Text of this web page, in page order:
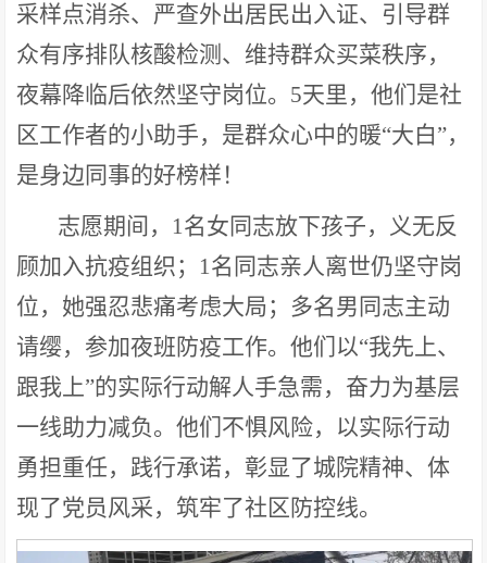
采样点消杀、严查外出居民出入证、引导群
众有序排队核酸检测、维持群众买菜秩序，
夜幕降临后依然坚守岗位。5天里，他们是社
区工作者的小助手，是群众心中的暖“大白”，
是身边同事的好榜样！
志愿期间，1名女同志放下孩子，义无反
顾加入抗疫组织；1名同志亲人离世仍坚守岗
位，她强忍悲痛考虑大局；多名男同志主动
请缨，参加夜班防疫工作。他们以“我先上、
跟我上”的实际行动解人手急需，奋力为基层
一线助力减负。他们不惧风险，以实际行动
勇担重任，践行承诺，彰显了城院精神、体
现了党员风采，筑牢了社区防控线。